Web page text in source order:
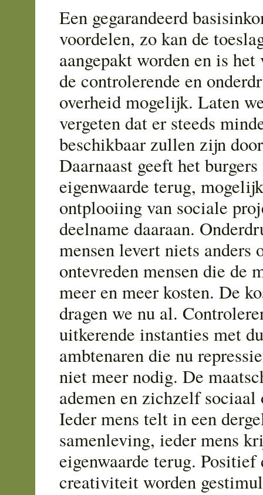
Een gegarandeerd
voordelen, zo kan de
aangepakt worden en is
de controlerende en
overheid mogelijk. Laten
vergeten dat er steeds
beschikbaar zullen zijn
Daarnaast geeft het
eigenwaarde terug,
ontplooiing van sociale
deelname daaraan.
mensen levert niets anders
ontevreden mensen die de
meer en meer kosten. De
dragen we nu al.
uitkerende instanties met
ambtenaren die nu
niet meer nodig. De
ademen en zichzelf
Ieder mens telt in een
samenleving, ieder mens
eigenwaarde terug. Positief
creativiteit worden